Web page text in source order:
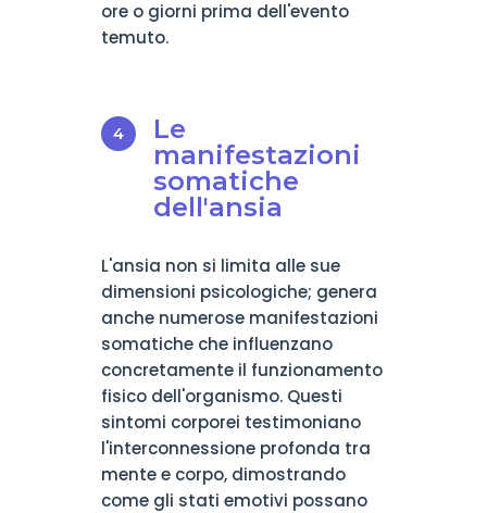
ore o giorni prima dell'evento
temuto.
Le
manifestazioni
somatiche
dell'ansia
L'ansia non si limita alle sue
dimensioni psicologiche; genera
anche numerose manifestazioni
somatiche che influenzano
concretamente il funzionamento
fisico dell'organismo. Questi
sintomi corporei testimoniano
l'interconnessione profonda tra
mente e corpo, dimostrando
come gli stati emotivi possano